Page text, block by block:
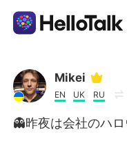
Language
AI Grammar
Mikei
EN UK RU
👻昨夜は会社のハ